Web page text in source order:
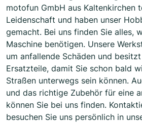
motofun GmbH aus Kaltenkirchen
Leidenschaft und haben unser
gemacht. Bei uns finden Sie alles,
Maschine benötigen. Unsere
um anfallende Schäden und
Ersatzteile, damit Sie schon bald
Straßen unterwegs sein können.
und das richtige Zubehör für eine
können Sie bei uns finden.
besuchen Sie uns persönlich in